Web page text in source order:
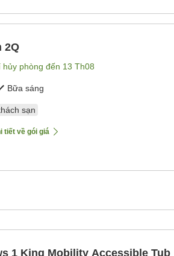
2Q
hủy phòng đến 13 Th08
Bữa sáng
sạn
tiết về gói giá
1 King Mobility Accessible Tub